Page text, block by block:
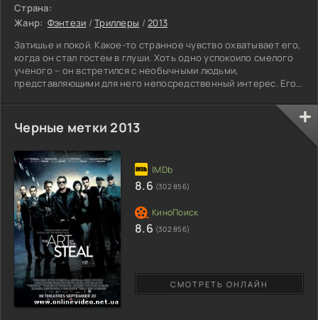
Страна:
Жанр: Фэнтези /Триллеры /2013
Затишье и покой. Какое-то странное чувство охватывает его,
когда он стал гостем в глуши. Хоть одно успокоило смелого
ученого – он встретился с необычными людьми,
представляющими для него непосредственный интерес. Его
исторических подробностей. Как раз он нашел нужный
материал, где угадывалась первозданность. Он получит
исчерпывающий ответ на все вопросы. Его путешествие не
для его
Черные метки 2013
СМОТРЕТЬ ОНЛАЙН
8.6 (302 856)
8.6 (302 856)